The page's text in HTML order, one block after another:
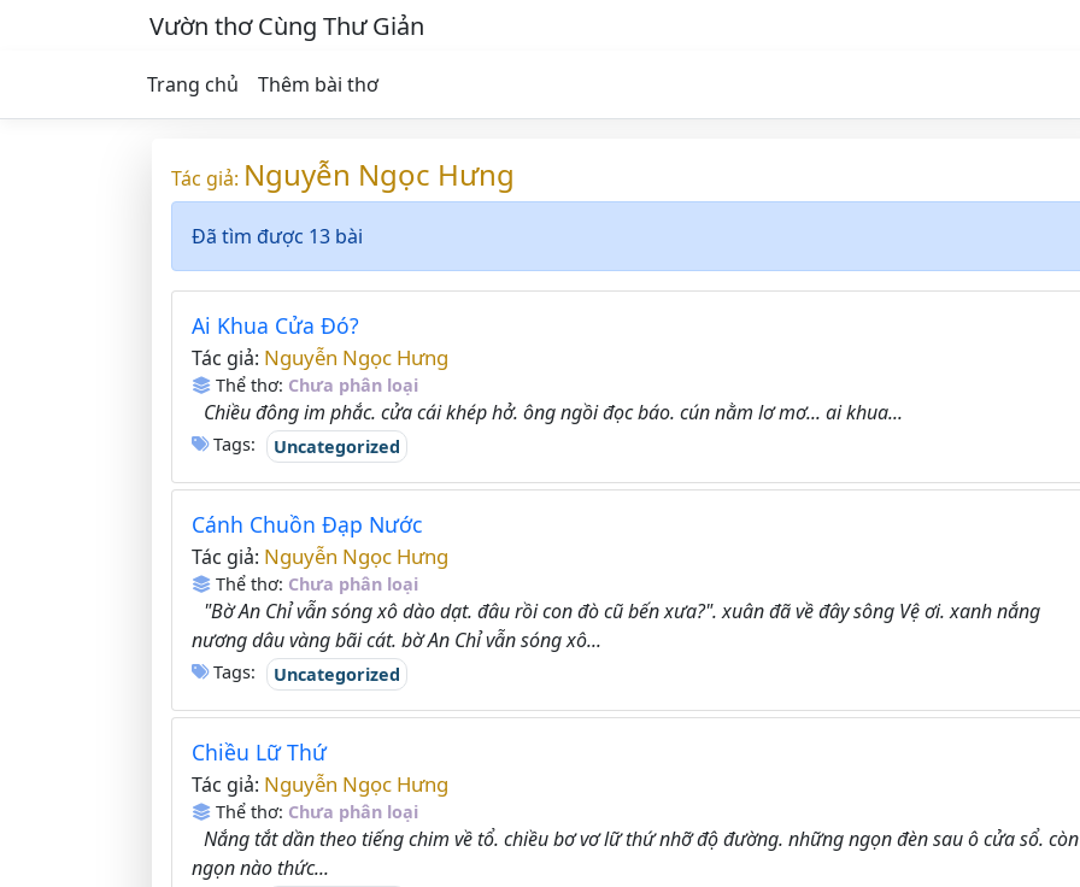
Vườn thơ Cùng Thư Giản
Trang chủ Thêm bài thơ
Tác giả: Nguyễn Ngọc Hưng
Đã tìm được 13 bài
Ai Khua Cửa Đó?
Tác giả: Nguyễn Ngọc Hưng
Thể thơ: Chưa phân loại
Chiều đông im phắc. cửa cái khép hở. ông ngồi đọc báo. cún nằm lơ mơ... ai khua...
Tags: Uncategorized
Cánh Chuồn Đạp Nước
Tác giả: Nguyễn Ngọc Hưng
Thể thơ: Chưa phân loại
"Bờ An Chỉ vẫn sóng xô dào dạt. đâu rồi con đò cũ bến xưa?". xuân đã về đây sông Vệ ơi. xanh nắng
nương dâu vàng bãi cát. bờ An Chỉ vẫn sóng xô...
Tags: Uncategorized
Chiều Lữ Thứ
Tác giả: Nguyễn Ngọc Hưng
Thể thơ: Chưa phân loại
Nắng tắt dần theo tiếng chim về tổ. chiều bơ vơ lữ thứ nhỡ độ đường. những ngọn đèn sau ô cửa sổ. còn
ngọn nào thức...